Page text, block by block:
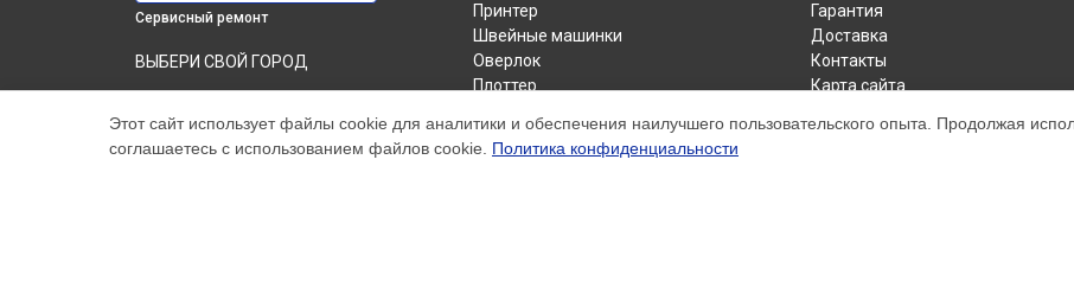
Сервисный ремонт
ВЫБЕРИ СВОЙ ГОРОД
Brother вКраснодаре
Замена дуплекса принтера HL-1223WR
Принтер
Швейные машинки
Оверлок
Плоттер
Гарантия
Доставка
Контакты
Карта сайта
Этот сайт использует файлы cookie для аналитики и обеспечения наилучшего пользовательского опыта. Продолжая
соглашаетесь с использованием файлов cookie. Политика конфиденциальности